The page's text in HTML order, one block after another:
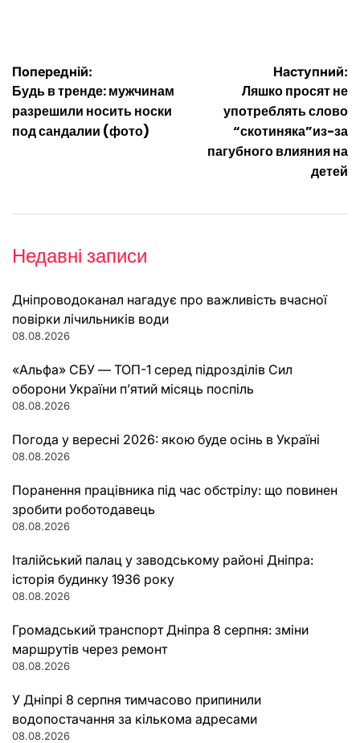
Навігація
записів
Попередній:
Будь в тренде: мужчинам
разрешили носить носки
под сандалии (фото)
Наступний:
Ляшко просят не
употреблять слово
“скотиняка”из-за
пагубного влияния на
детей
Недавні записи
Дніпроводоканал нагадує про важливість вчасної
повірки лічильників води
08.08.2026
«Альфа» СБУ — ТОП-1 серед підрозділів Сил
оборони України п’ятий місяць поспіль
08.08.2026
Погода у вересні 2026: якою буде осінь в Україні
08.08.2026
Поранення працівника під час обстрілу: що повинен
зробити роботодавець
08.08.2026
Італійський палац у заводському районі Дніпра:
історія будинку 1936 року
08.08.2026
Громадський транспорт Дніпра 8 серпня: зміни
маршрутів через ремонт
08.08.2026
У Дніпрі 8 серпня тимчасово припинили
водопостачання за кількома адресами
08.08.2026